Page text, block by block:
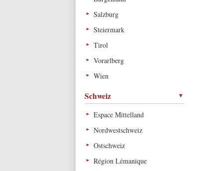
Salzburg
Steiermark
Tirol
Vorarlberg
Wien
Schweiz
Espace Mittelland
Nordwestschweiz
Ostschweiz
Région Lémanique